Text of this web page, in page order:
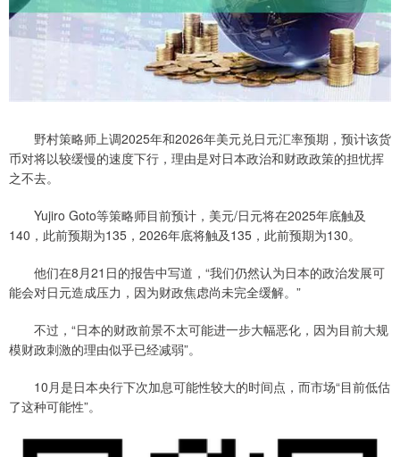
野村策略师上调2025年和2026年美元兑日元汇率预期，预计该货
币对将以较缓慢的速度下行，理由是对日本政治和财政政策的担忧挥
之不去。
Yujiro Goto等策略师目前预计，美元/日元将在2025年底触及
140，此前预期为135，2026年底将触及135，此前预期为130。
他们在8月21日的报告中写道，“我们仍然认为日本的政治发展可
能会对日元造成压力，因为财政焦虑尚未完全缓解。”
不过，“日本的财政前景不太可能进一步大幅恶化，因为目前大规
模财政刺激的理由似乎已经减弱”。
10月是日本央行下次加息可能性较大的时间点，而市场“目前低估
了这种可能性”。